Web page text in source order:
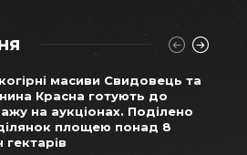
масиви Свидовець та
Красна готують до
на аукціонах. Поділено
площею понад 8
гектарів